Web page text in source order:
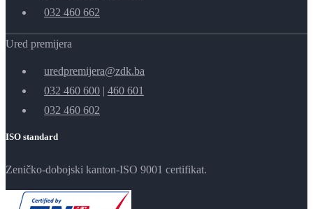
032 460 662
Ured premijera
uredpremijera@zdk.ba
032 460 600 | 460 601
032 460 602
ISO standard
Zeničko-dobojski kanton-ISO 9001 certifikat.